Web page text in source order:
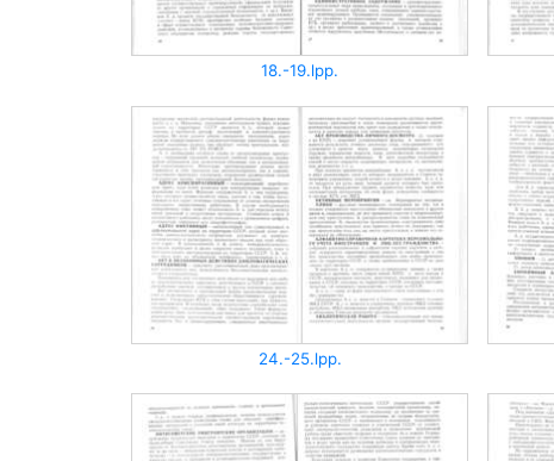
18.-19.lpp.
24.-25.lpp.